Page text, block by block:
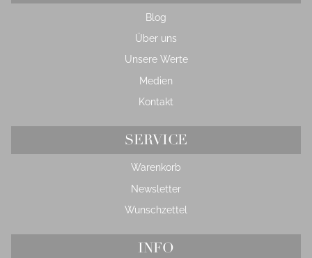
Blog
Über uns
Unsere Werte
Medien
Kontakt
SERVICE
Warenkorb
Newsletter
Wunschzettel
INFO